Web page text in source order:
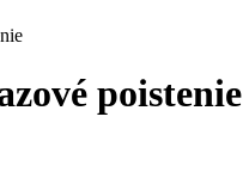
poistenie